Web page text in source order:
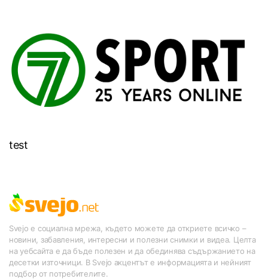
test
Svejo е социална мрежа, където можете да откриете всичко –
новини, забавления, интересни и полезни снимки и видеа. Целта
на уебсайта е да бъде полезен и да обединява съдържанието на
десетки източници. В Svejo акцентът е информацията и нейният
подбор от потребителите.